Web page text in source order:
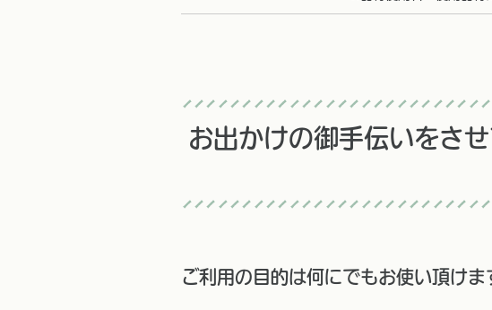
お出かけの御手伝いをさ
ご利用の目的は何にでもお使い頂けま